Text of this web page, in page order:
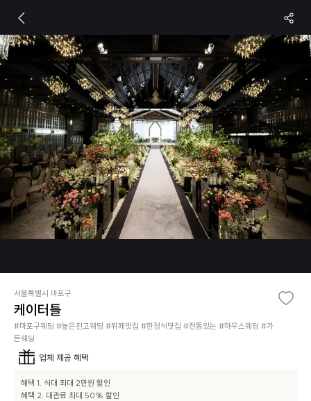
서울특별시 마포구
케이터틀
#마포구웨딩 #높은천고웨딩 #뷔페맛집 #한정식맛집 #전통있는 #하우스웨딩 #가
든웨딩
업체 제공 혜택
혜택 1. 식대 최대 2만원 할인
혜택 2. 대관료 최대 50% 할인